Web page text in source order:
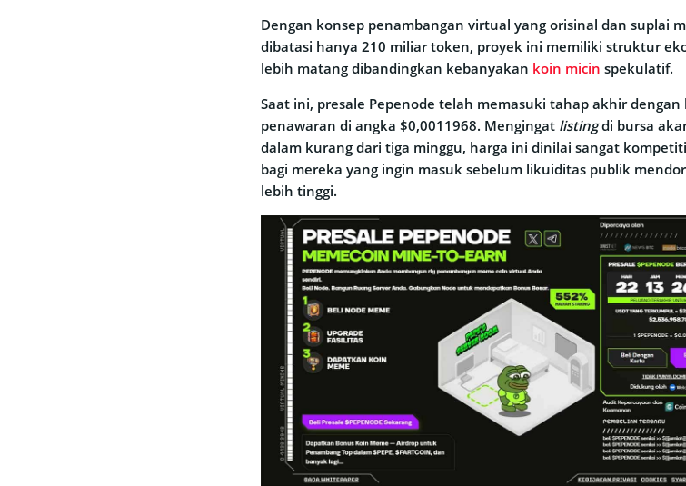
Dengan konsep penambangan virtual yang orisinal dan suplai
dibatasi hanya 210 miliar token, proyek ini memiliki struktur
lebih matang dibandingkan kebanyakan koin micin spekulatif.
Saat ini, presale Pepenode telah memasuki tahap akhir dengan
penawaran di angka $0,0011968. Mengingat listingdi bursa
dalam kurang dari tiga minggu, harga ini dinilai sangat
bagi mereka yang ingin masuk sebelum likuiditas publik
lebih tinggi.